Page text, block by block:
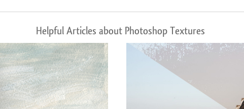
Helpful Articles about Photoshop Textures